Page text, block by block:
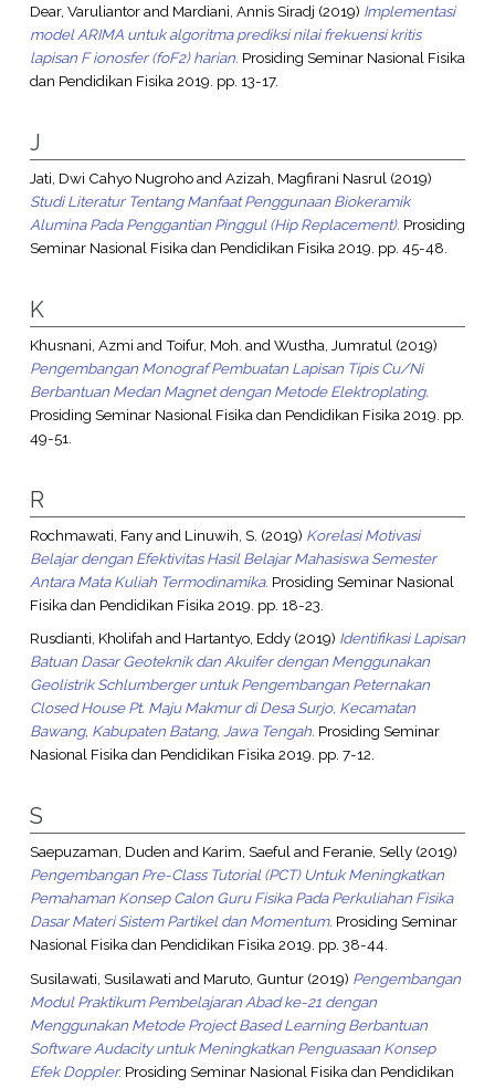
Dear, Varuliantorand Mardiani, Annis Siradj (2019) Implementasi
model ARIMA untuk algoritma prediksi nilai frekuensi kritis
lapisan F ionosfer (foF2) harian. Prosiding Seminar Nasional Fisika
dan Pendidikan Fisika 2019. pp. 13-17.
J
Jati, Dwi Cahyo Nugrohoand Azizah, Magfirani Nasrul (2019)
Studi Literatur Tentang Manfaat Penggunaan Biokeramik
Alumina Pada Penggantian Pinggul (Hip Replacement). Prosiding
Seminar Nasional Fisika dan Pendidikan Fisika 2019. pp. 45-48.
K
Khusnani, Azmi and Toifur, Moh. and Wustha, Jumratul (2019)
Pengembangan Monograf Pembuatan Lapisan Tipis Cu/Ni
Berbantuan Medan Magnet dengan Metode Elektroplating.
Prosiding Seminar Nasional Fisika dan Pendidikan Fisika 2019. pp.
49-51.
R
Rochmawati, Fanyand Linuwih, S. (2019) Korelasi Motivasi
Belajar dengan Efektivitas Hasil Belajar Mahasiswa Semester
Antara Mata Kuliah Termodinamika. Prosiding Seminar Nasional
Fisika dan Pendidikan Fisika 2019. pp. 18-23.
Rusdianti, Kholifah and Hartantyo, Eddy(2019) Identifikasi Lapisan
Batuan Dasar Geoteknik dan Akuifer dengan Menggunakan
Geolistrik Schlumberger untuk Pengembangan Peternakan
Closed House Pt. Maju Makmur di Desa Surjo, Kecamatan
Bawang, Kabupaten Batang, Jawa Tengah. Prosiding Seminar
Nasional Fisika dan Pendidikan Fisika 2019. pp. 7-12.
S
Saepuzaman, Duden and Karim, Saefuland Feranie, Selly(2019)
Pengembangan Pre-Class Tutorial (PCT) Untuk Meningkatkan
Pemahaman Konsep Calon Guru Fisika Pada Perkuliahan Fisika
Dasar Materi Sistem Partikel dan Momentum. Prosiding Seminar
Nasional Fisika dan Pendidikan Fisika 2019. pp. 38-44.
Susilawati, Susilawati and Maruto, Guntur(2019) Pengembangan
Modul Praktikum Pembelajaran Abad ke-21 dengan
Menggunakan Metode Project Based Learning Berbantuan
Software Audacity untuk Meningkatkan Penguasaan Konsep
Efek Doppler. Prosiding Seminar Nasional Fisika dan Pendidikan